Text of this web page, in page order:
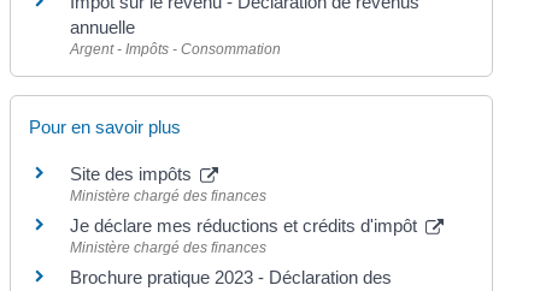
annuelle
Argent - Impôts - Consommation
Pour en savoir plus
Site des impôts
Ministère chargé des finances
Je déclare mes réductions et crédits d'impôt
Ministère chargé des finances
Brochure pratique 2023 - Déclaration des